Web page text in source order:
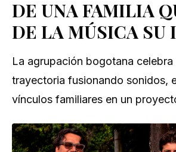
DE UNA FAMILIA
DE LA MÚSICA SU
La agrupación bogotana
trayectoria fusionando sonidos,
vínculos familiares en un